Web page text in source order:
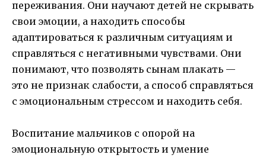
переживания. Они научают детей не скрывать
свои эмоции, а находить способы
адаптироваться к различным ситуациям и
справляться с негативными чувствами. Они
понимают, что позволять сынам плакать —
это не признак слабости, а способ справляться
с эмоциональным стрессом и находить себя.
Воспитание мальчиков с опорой на
эмоциональную открытость и умение